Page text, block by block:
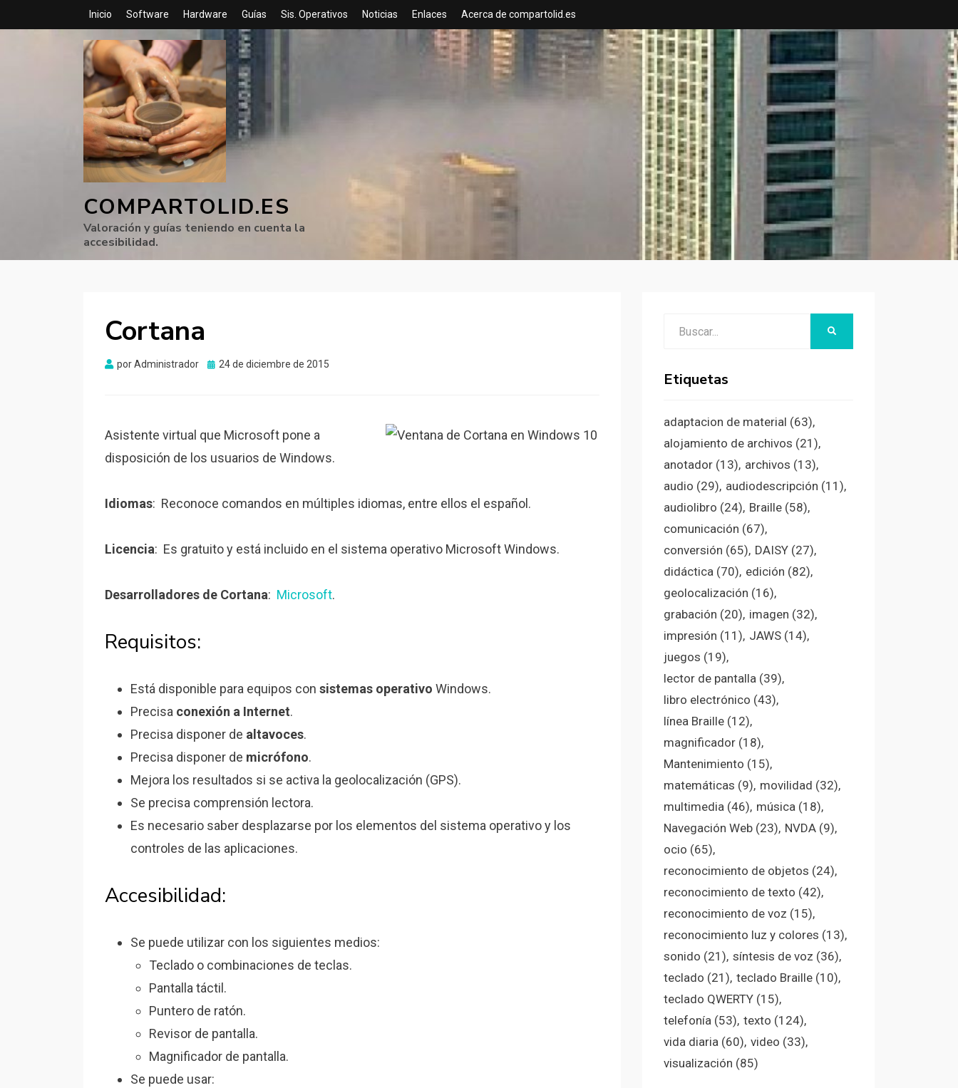
Inicio Software Hardware Guías Sis. Operativos Noticias Enlaces Acerca de compartolid.es
COMPARTOLID.ES
Valoración y guías teniendo en cuenta la
accesibilidad.
Cortana
porAdministrador
Publicado
24 de diciembre de 2015
Asistente virtual que Microsoft pone a
disposición de los usuarios de Windows.
Idiomas: Reconoce comandos en múltiples idiomas, entre ellos el español.
Licencia: Es gratuito y está incluido en el sistema operativo Microsoft Windows.
Desarrolladores de Cortana: Microsoft.
Requisitos:
Está disponible para equipos con sistemas operativo Windows.
Precisa conexión a Internet.
Precisa disponer de altavoces.
Precisa disponer de micrófono.
Mejora los resultados si se activa la geolocalización (GPS).
Se precisa comprensión lectora.
Es necesario saber desplazarse por los elementos del sistema operativo y los
controles de las aplicaciones.
Accesibilidad:
Se puede utilizar con los siguientes medios:
Teclado o combinaciones de teclas.
Pantalla táctil.
Puntero de ratón.
Revisor de pantalla.
Magnificador de pantalla.
Se puede usar:
Etiquetas
adaptacion de material (63)
alojamiento de archivos (21)
anotador(13) archivos (13)
audio (29) audiodescripción (11)
audiolibro (24) Braille(58)
comunicación (67)
conversión (65) DAISY(27)
didáctica(70) edición (82)
geolocalización (16)
grabación (20) imagen (32)
impresión (11) JAWS(14)
juegos (19)
lector de pantalla(39)
libro electrónico (43)
línea Braille(12)
magnificador(18)
Mantenimiento (15)
matemáticas (9) movilidad (32)
multimedia(46) música(18)
Navegación Web(23) NVDA(9)
ocio (65)
reconocimiento de objetos (24)
reconocimiento de texto (42)
reconocimiento de voz (15)
reconocimiento luz y colores (13)
sonido (21) síntesis de voz (36)
teclado (21) teclado Braille(10)
teclado QWERTY(15)
telefonía(53) texto (124)
vida diaria(60) video (33)
visualización (85)